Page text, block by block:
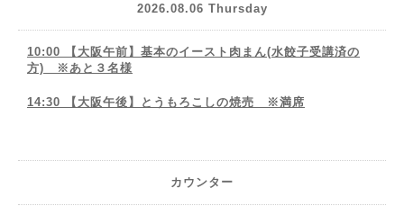
2026.08.06 Thursday
10:00 【大阪午前】基本のイースト肉まん(水餃子受講済の
方) ※あと３名様
14:30 【大阪午後】とうもろこしの焼売 ※満席
カウンター